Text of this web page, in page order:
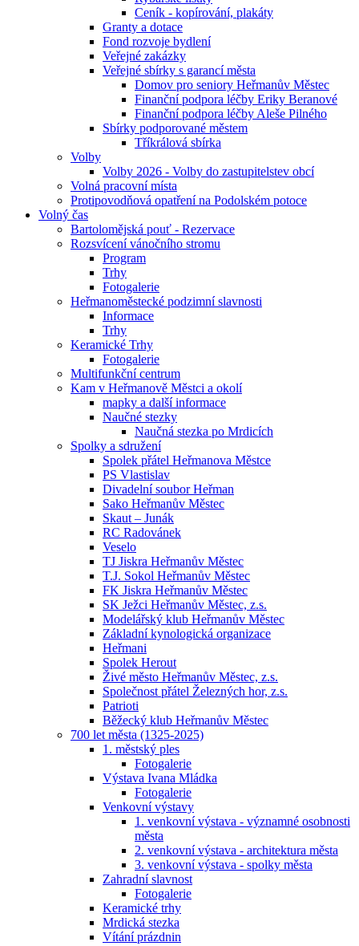
Ceník - kopírování, plakáty
Granty a dotace
Fond rozvoje bydlení
Veřejné zakázky
Veřejné sbírky s garancí města
Domov pro seniory Heřmanův Městec
Finanční podpora léčby Eriky Beranové
Finanční podpora léčby Aleše Pilného
Sbírky podporované městem
Tříkrálová sbírka
Volby
Volby 2026 - Volby do zastupitelstev obcí
Volná pracovní místa
Protipovodňová opatření na Podolském potoce
Volný čas
Bartolomějská pouť - Rezervace
Rozsvícení vánočního stromu
Program
Trhy
Fotogalerie
Heřmanoměstecké podzimní slavnosti
Informace
Trhy
Keramické Trhy
Fotogalerie
Multifunkční centrum
Kam v Heřmanově Městci a okolí
mapky a další informace
Naučné stezky
Naučná stezka po Mrdicích
Spolky a sdružení
Spolek přátel Heřmanova Městce
PS Vlastislav
Divadelní soubor Heřman
Sako Heřmanův Městec
Skaut – Junák
RC Radovánek
Veselo
TJ Jiskra Heřmanův Městec
T.J. Sokol Heřmanův Městec
FK Jiskra Heřmanův Městec
SK Ježci Heřmanův Městec, z.s.
Modelářský klub Heřmanův Městec
Základní kynologická organizace
Heřmani
Spolek Herout
Živé město Heřmanův Městec, z.s.
Společnost přátel Železných hor, z.s.
Patrioti
Běžecký klub Heřmanův Městec
700 let města (1325-2025)
1. městský ples
Fotogalerie
Výstava Ivana Mládka
Fotogalerie
Venkovní výstavy
1. venkovní výstava - významné osobnosti
města
2. venkovní výstava - architektura města
3. venkovní výstava - spolky města
Zahradní slavnost
Fotogalerie
Keramické trhy
Mrdická stezka
Vítání prázdnin